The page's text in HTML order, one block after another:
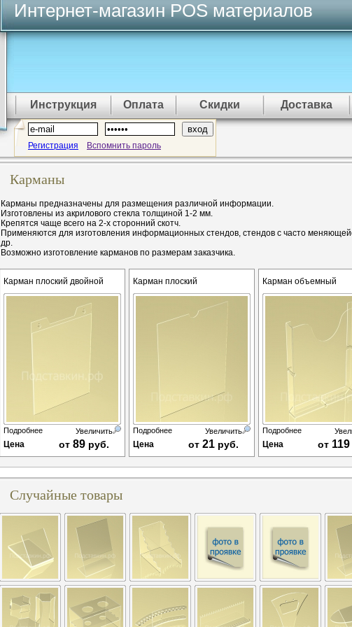
Интернет-магазин POS материалов
Инструкция Оплата Скидки Доставка
Регистрация Вспомнить пароль
Карманы
Карманы предназначены для размещения различной информации.
Изготовлены из акрилового стекла толщиной 1-2 мм.
Крепятся чаще всего на 2-х сторонний скотч.
Применяются для изготовления информационных стендов, стендов с часто
др.
Возможно изготовление карманов по размерам заказчика.
Карман плоский двойной
Подробнее Увеличить
Цена от 89 руб.
Карман плоский
Подробнее Увеличить
Цена от 21 руб.
Карман объемный
Подробнее
Цена от 119
Случайные товары